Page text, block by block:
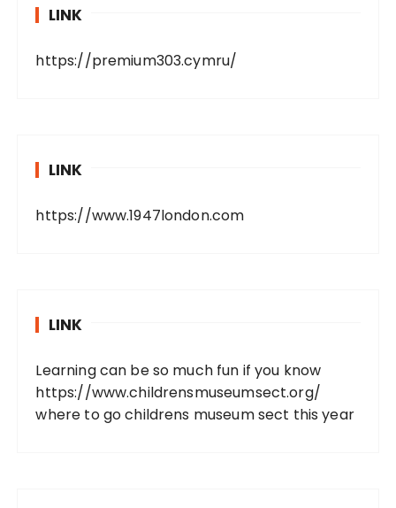
LINK
https://premium303.cymru/
LINK
https://www.1947london.com
LINK
Learning can be so much fun if you know
https://www.childrensmuseumsect.org/
where to go childrens museum sect this year